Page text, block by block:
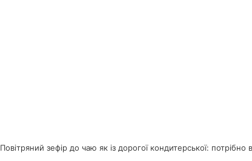
Повітряний зефір до чаю як із дорогої кондитерської: потрібно